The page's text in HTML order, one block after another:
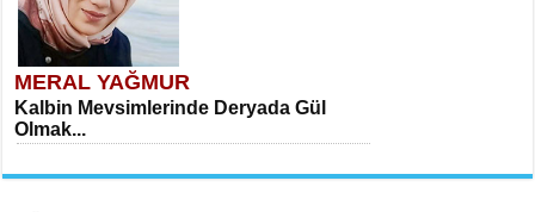
MERAL YAĞMUR
Kalbin Mevsimlerinde Deryada Gül
Olmak...